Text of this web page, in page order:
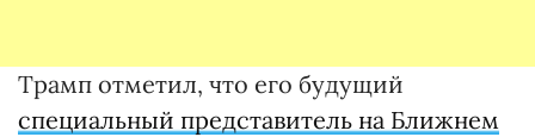
Трамп отметил, что его будущий
специальный представитель на Ближнем